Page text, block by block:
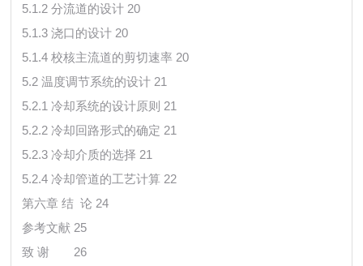
5.1.2 分流道的设计 20
5.1.3 浇口的设计 20
5.1.4 校核主流道的剪切速率 20
5.2 温度调节系统的设计 21
5.2.1 冷却系统的设计原则 21
5.2.2 冷却回路形式的确定 21
5.2.3 冷却介质的选择 21
5.2.4 冷却管道的工艺计算 22
第六章 结 论 24
参考文献 25
致 谢
26